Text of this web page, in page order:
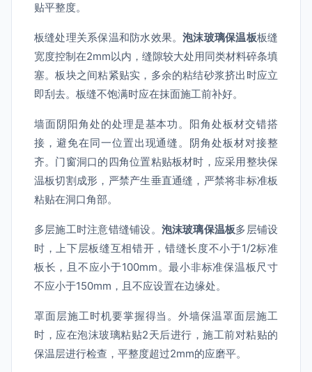
贴平整度。
板缝处理关系保温和防水效果。泡沫玻璃保温板板缝
宽度控制在2mm以内，缝隙较大处用同类材料碎条填
塞。板块之间粘紧贴实，多余的粘结砂浆挤出时应立
即刮去。板缝不饱满时应在抹面施工前补好。
墙面阴阳角处的处理是基本功。阳角处板材交错搭
接，避免在同一位置出现通缝。阴角处板材对接整
齐。门窗洞口的四角位置粘贴板材时，应采用整块保
温板切割成形，严禁产生垂直通缝，严禁将非标准板
粘贴在洞口角部。
多层施工时注意错缝铺设。 泡沫玻璃保温板多层铺设
时，上下层板缝互相错开，错缝长度不小于1/2标准
板长，且不应小于100mm。最小非标准保温板尺寸
不应小于150mm，且不应设置在边缘处。
罩面层施工时机要掌握得当。外墙保温罩面层施工
时，应在泡沫玻璃粘贴2天后进行，施工前对粘贴的
保温层进行检查，平整度超过2mm的应磨平。